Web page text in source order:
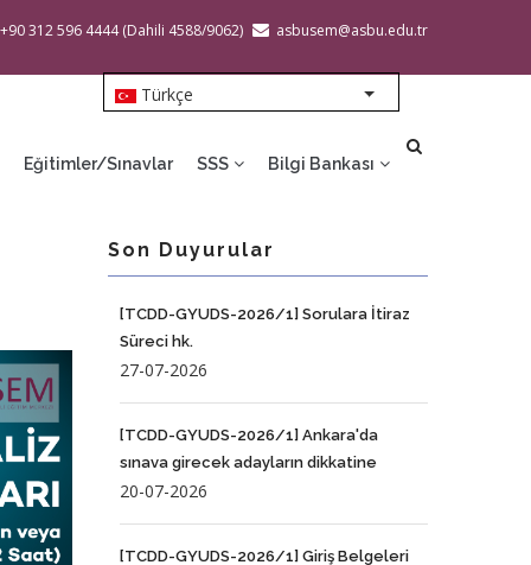
312 596 4444 (Dahili 4588/9062) asbusem@asbu.edu.tr
Türkçe List additional
Eğitimler/Sınavlar SSS Bilgi Bankası
Son Duyurular
[TCDD-GYUDS-2026/1] Sorulara İtiraz
Süreci hk.
27-07-2026
[TCDD-GYUDS-2026/1] Ankara'da
sınava girecek adayların dikkatine
20-07-2026
[TCDD-GYUDS-2026/1] Giriş Belgeleri